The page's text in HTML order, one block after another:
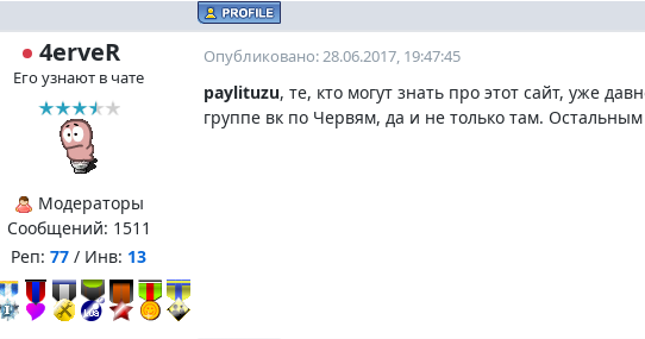
4erveR
Его узнают в чате
Модераторы
Сообщений: 1511
Реп: 77 / Инв: 13
Опубликовано: 28.06.2017, 19:47:45
paylituzu, те, кто могут знать про этот сайт, уже
группе вк по Червям, да и не только там.